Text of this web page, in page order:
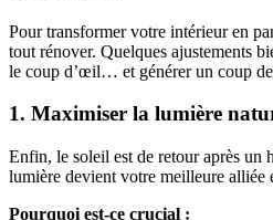
Pour transformer votre intérieur en
tout rénover. Quelques ajustements
le coup d’œil… et générer un coup
1. Maximiser la lumière
Enfin, le soleil est de retour après un
lumière devient votre meilleure alliée
Pourquoi est-ce crucial :